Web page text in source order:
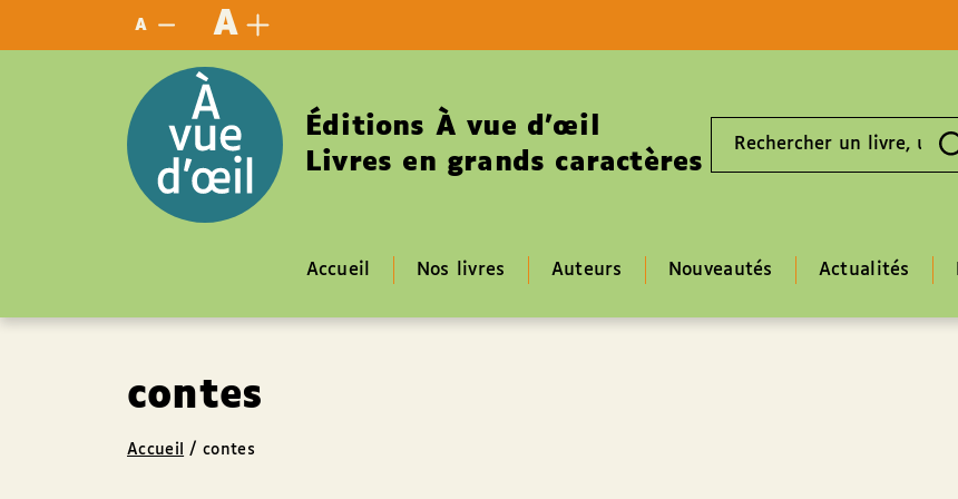
A A
Éditions À vue d’œil
Livres en grands caractères livre,
Accueil Nos livres Auteurs Nouveautés Actualités
contes
Accueil /contes
Panneau de gestion des cookies